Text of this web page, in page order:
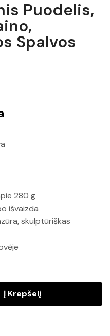
Puodelis,
Spalvos
280 g
išvaizda
skulptūriškas
Į Krepšelį